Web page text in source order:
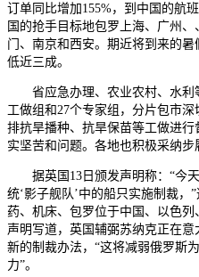
订单同比增加155%，到中国的航
国的抢手目标地包罗上海、广州
门、南京和西安。期近将到来的
低近三成。
省应急办理、农业农村、水利
工做组和27个专家组，分片包市
排抗旱播种、抗旱保苗等工做进
实坚苦和问题。各地也积极采纳步
据英国13日颁发声明称：“今天
统‘影子舰队’中的船只实施制裁
药、机床、包罗位于中国、以色列
声明写道，英国辅弼苏纳克正在
新的制裁办法，“这将减弱俄罗斯
力”。